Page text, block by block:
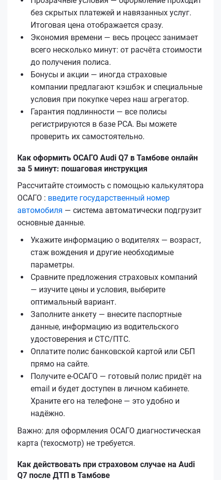
без скрытых платежей и навязанных услуг.
Итоговая цена отображается сразу.
Экономия времени — весь процесс занимает
всего несколько минут: от расчёта стоимости
до получения полиса.
Бонусы и акции — иногда страховые
компании предлагают кэшбэк и специальные
условия при покупке через наш агрегатор.
Гарантия подлинности — все полисы
регистрируются в базе РСА. Вы можете
проверить их самостоятельно.
Как оформить ОСАГО Audi Q7 в Тамбове онлайн
за 5 минут: пошаговая инструкция
Рассчитайте стоимость с помощью калькулятора
ОСАГО : введите государственный номер
автомобиля — система автоматически подгрузит
основные данные.
Укажите информацию о водителях — возраст,
стаж вождения и другие необходимые
параметры.
Сравните предложения страховых компаний
— изучите цены и условия, выберите
оптимальный вариант.
Заполните анкету — внесите паспортные
данные, информацию из водительского
удостоверения и СТС/ПТС.
Оплатите полис банковской картой или СБП
прямо на сайте.
Получите е‑ОСАГО — готовый полис придёт на
email и будет доступен в личном кабинете.
Храните его на телефоне — это удобно и
надёжно.
Важно: для оформления ОСАГО диагностическая
карта (техосмотр) не требуется.
Как действовать при страховом случае на Audi
Q7 после ДТП в Тамбове